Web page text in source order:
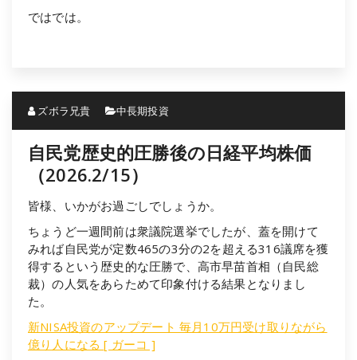
ではでは。
ズボラ兄貴 中長期投資
自民党歴史的圧勝後の日経平均株価
（2026.2/15）
皆様、いかがお過ごしでしょうか。
ちょうど一週間前は衆議院選挙でしたが、蓋を開けて
みれば自民党が定数465の3分の2を超える316議席を獲
得するという歴史的な圧勝で、高市早苗首相（自民総
裁）の人気をあらためて印象付ける結果となりまし
た。
新NISA投資のアップデート 毎月10万円受け取りながら
億り人になる [ ガーコ ]